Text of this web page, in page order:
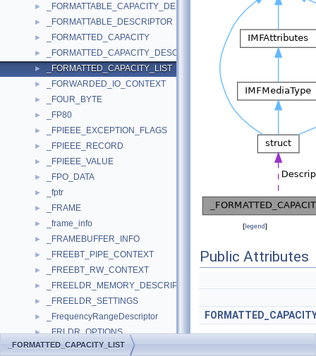
► _FORMATTABLE_CAPACITY_DESCRIPTOR
► _FORMATTABLE_DESCRIPTOR
► _FORMATTED_CAPACITY
► _FORMATTED_CAPACITY_DESCRIPTOR
► _FORMATTED_CAPACITY_LIST
► _FORWARDED_IO_CONTEXT
► _FOUR_BYTE
► _FP80
► _FPIEEE_EXCEPTION_FLAGS
► _FPIEEE_RECORD
► _FPIEEE_VALUE
► _FPO_DATA
► _fptr
► _FRAME
► _frame_info
► _FRAMEBUFFER_INFO
► _FREEBT_PIPE_CONTEXT
► _FREEBT_RW_CONTEXT
► _FREELDR_MEMORY_DESCRIPTOR
► _FREELDR_SETTINGS
► _FrequencyRangeDescriptor
► _FRLDR_OPTIONS
► _FRONTEND
[legend]
Public Attributes
_FORMATTED_CAPACITY_LIST